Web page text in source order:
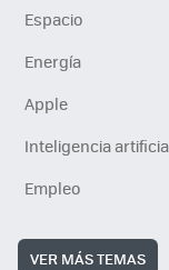
Espacio
Energía
Apple
Inteligencia
Empleo
VER MÁS TEMAS